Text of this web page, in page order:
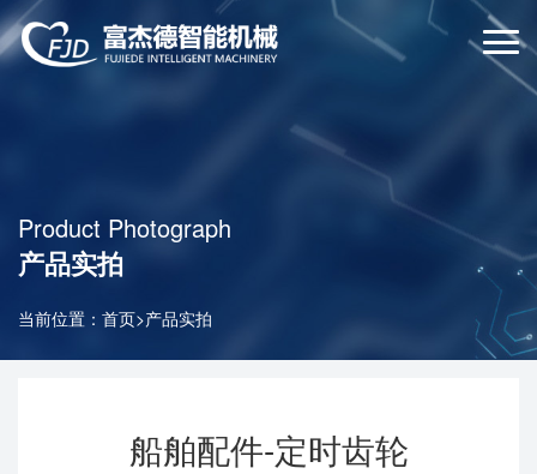
Product Photograph
产品实拍
当前位置： 首页>产品实拍
船舶配件-定时齿轮